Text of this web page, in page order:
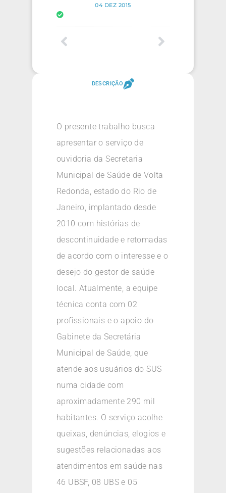
04 DEZ 2015
DESCRIÇÃO
O presente trabalho busca
apresentar o serviço de
ouvidoria da Secretaria
Municipal de Saúde de Volta
Redonda, estado do Rio de
Janeiro, implantado desde
2010 com histórias de
descontinuidade e retomadas
de acordo com o interesse e o
desejo do gestor de saúde
local. Atualmente, a equipe
técnica conta com 02
profissionais e o apoio do
Gabinete da Secretária
Municipal de Saúde, que
atende aos usuários do SUS
numa cidade com
aproximadamente 290 mil
habitantes. O serviço acolhe
queixas, denúncias, elogios e
sugestões relacionadas aos
atendimentos em saúde nas
46 UBSF, 08 UBS e 05